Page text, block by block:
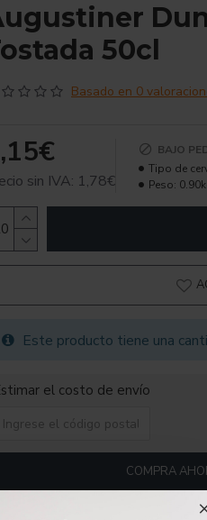
50cl
Basado en 0
sin IVA: 1,78€
BAJO
Tipo de
Peso:
Este producto tiene una
el costo de envío
COMPRA